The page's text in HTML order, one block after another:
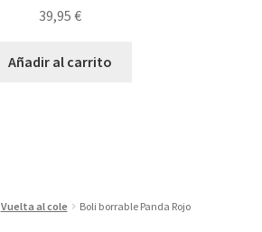
39,95 €
Añadir al carrito
Vuelta al cole Boli borrable Panda Rojo